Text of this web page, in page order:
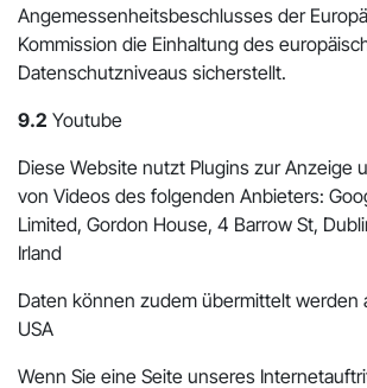
Angemessenheitsbeschlusses der
Kommission die Einhaltung des
Datenschutzniveaus sicherstellt.
9.2 Youtube
Diese Website nutzt Plugins zur Anzeige
von Videos des folgenden Anbieters:
Limited, Gordon House, 4 Barrow St,
Irland
Daten können zudem übermittelt werden
USA
Wenn Sie eine Seite unseres